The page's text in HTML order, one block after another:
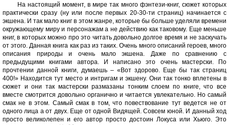
На настоящий момент, в мире так много фэнтези-книг, сюжет которых
практически сразу (ну или после первых 20-30-ти страниц) начинается с
экшена. И так мало книг в этом жанре, которые бы больше уделяли времени
окружающему миру и персонажам а не действию как таковому. Еще меньше
книг, в которых можно про это читать довольно долгое время и не заскучать
от этого. Данная книга как раз из таких. Очень много описаний героев, много
описания природы и очень мало экшена. Даже по сравнению с
предыдущими книгами автора. И написано это очень мастерски. По
прочтении данной книги, думаешь – «Вот здорово. Еще бы так страниц
400!» Находится тут место и интригам и экшену. Они так тонко вплетены в
сюжет и они так мастерски размазаны тонким слоем по книге, что все
вместе смотрится довольно органично и читается увлекательно. Но самый
смак не в этом. Самый смак в том, что повествование тут ведется не от
одного лица а от двух. Еще от одной Видящей. Совсем юной. И данный ход
просто великолепен и его автор просто достоин Локуса или Хьюго. Это